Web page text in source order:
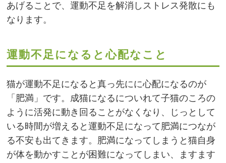
あげることで、運動不足を解消しストレス発散にも
なります。
運動不足になると心配なこと
猫が運動不足になると真っ先にに心配になるのが
「肥満」です。成猫になるについれて子猫のころの
ように活発に動き回ることがなくなり、じっとして
いる時間が増えると運動不足になって肥満につなが
る不安も出てきます。肥満になってしまうと猫自身
が体を動かすことが困難になってしまい、ますます